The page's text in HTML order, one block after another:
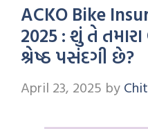
ACKO Bike
2025 : શું તે
શ્રેષ્ઠ પસંદગી છે?
April 23, 2025 by